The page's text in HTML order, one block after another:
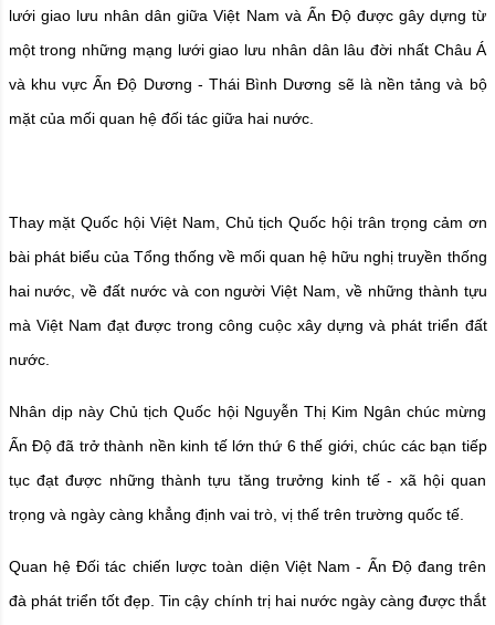
lưới giao lưu nhân dân giữa Việt Nam và Ấn Độ được gây dựng từ
một trong những mạng lưới giao lưu nhân dân lâu đời nhất Châu Á
và khu vực Ấn Độ Dương - Thái Bình Dương sẽ là nền tảng và bộ
mặt của mối quan hệ đối tác giữa hai nước.
Thay mặt Quốc hội Việt Nam, Chủ tịch Quốc hội trân trọng cảm ơn
bài phát biểu của Tổng thống về mối quan hệ hữu nghị truyền thống
hai nước, về đất nước và con người Việt Nam, về những thành tựu
mà Việt Nam đạt được trong công cuộc xây dựng và phát triển đất
nước.
Nhân dịp này Chủ tịch Quốc hội Nguyễn Thị Kim Ngân chúc mừng
Ấn Độ đã trở thành nền kinh tế lớn thứ 6 thế giới, chúc các bạn tiếp
tục đạt được những thành tựu tăng trưởng kinh tế - xã hội quan
trọng và ngày càng khẳng định vai trò, vị thế trên trường quốc tế.
Quan hệ Đối tác chiến lược toàn diện Việt Nam - Ấn Độ đang trên
đà phát triển tốt đẹp. Tin cậy chính trị hai nước ngày càng được thắt